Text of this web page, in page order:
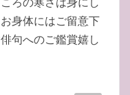
身体にはご留意下
句へのご鑑賞嬉し